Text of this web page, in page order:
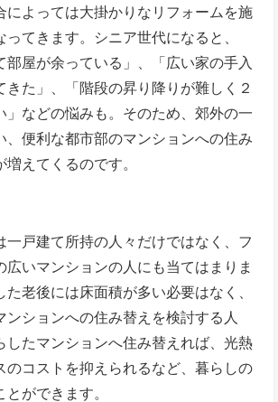
によっては大掛かりなリフォームを施
ってきます。シニア世代になると、
部屋が余っている」、「広い家の手入
きた」、「階段の昇り降りが難しく２
」などの悩みも。そのため、郊外の一
、便利な都市部のマンションへの住み
えてくるのです。
一戸建て所持の人々だけではなく、フ
広いマンションの人にも当てはまりま
た老後には床面積が多い必要はなく、
ンションへの住み替えを検討する人
したマンションへ住み替えれば、光熱
のコストを抑えられるなど、暮らしの
ができます。